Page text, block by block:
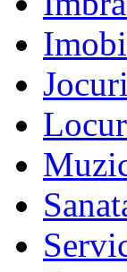
Jocuri